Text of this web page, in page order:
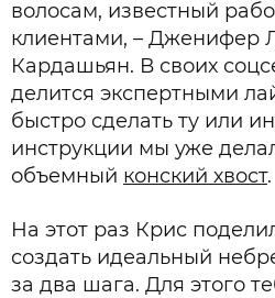
волосам, известный
клиентами, – Дженифер
Кардашьян. В своих
делится экспертными
быстро сделать ту или
инструкции мы уже
объемный конский хвост.
На этот раз Крис
создать идеальный
за два шага. Для этого